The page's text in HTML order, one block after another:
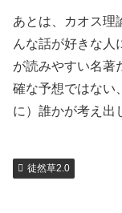
あとは、カオス理
んな話が好きな人
が読みやすい名著
確な予想ではない
に）誰かが考え出
徒然草2.0